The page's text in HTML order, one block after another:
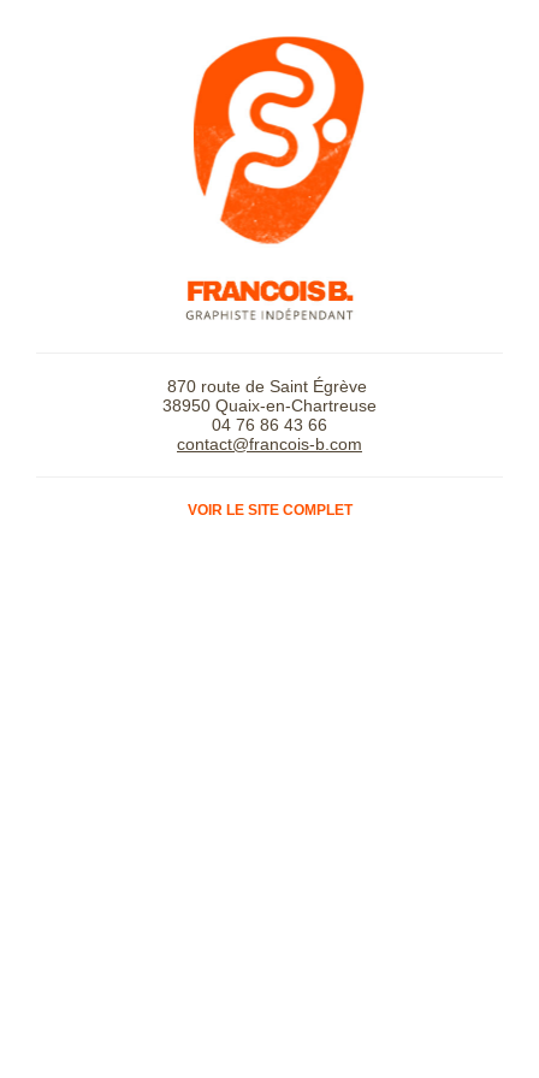
870 route de Saint Égrève
38950 Quaix-en-Chartreuse
04 76 86 43 66
contact@francois-b.com
VOIR LE SITE COMPLET